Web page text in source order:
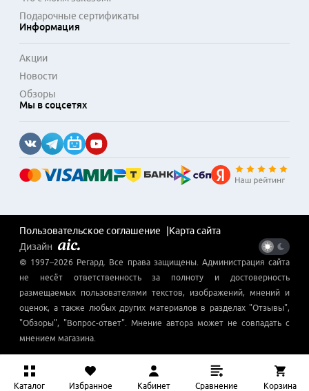
Каталог Избранное Кабинет Сравнение Корзина
Подарочные сертификаты
Информация
Акции
Новости
Обзоры
Мы в соцсетях
Пользовательское соглашение
Карта сайта
Дизайн
© 1997–2026 Регард . Все права защищены. Администрация сайта
не несёт ответственность за полноту и достоверность
размещаемых пользователями текстов, изображений, мнений и
оценок, а также любых других материалов в разделах "Отзывы",
"Обзоры", "Вопрос-ответ". Мнение автора может не совпадать с
мнением магазина.